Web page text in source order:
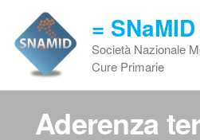
contenuto
=
Società Nazionale
Cure Primarie
Aderenza